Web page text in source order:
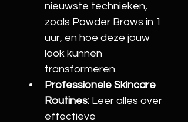
nieuwste technieken,
zoals Powder Brows in 1
uur, en hoe deze jouw
look kunnen
transformeren.
Professionele Skincare
Routines: Leer alles over
effectieve